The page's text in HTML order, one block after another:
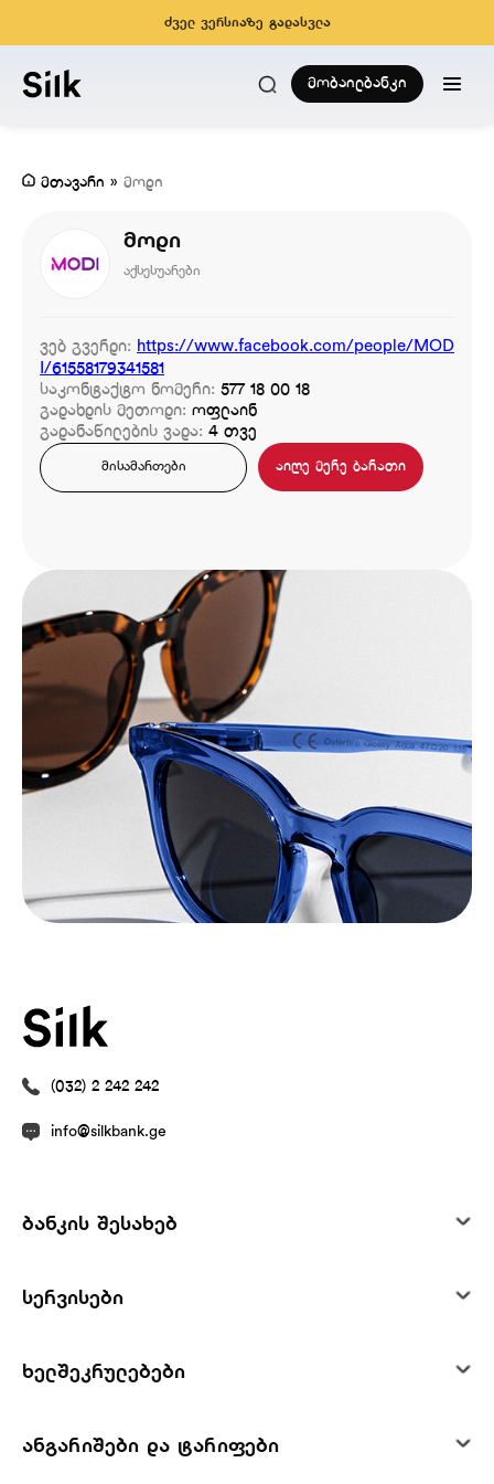
ძველ ვერსიაზე გადასვლა
მობაილბანკი
მთავარი » მოდი
მოდი
აქსესუარები
ვებ გვერდი: https://www.facebook.com/people/MOD
I/61558179341581
საკონტაქტო ნომერი: 577 18 00 18
გადახდის მეთოდი: ოფლაინ
გადანაწილების ვადა: 4 თვე
მისამართები აიღე მერე ბარათი
(032) 2 242 242
info@silkbank.ge
ბანკის შესახებ
სერვისები
ხელშეკრულებები
ანგარიშები და ტარიფები